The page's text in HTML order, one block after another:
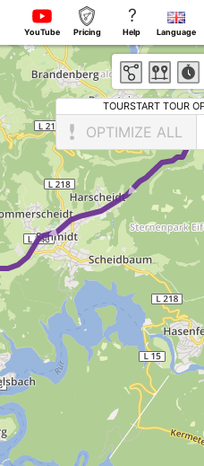
►
YouTube Pricing
?
Help Language
TOURSTART TOUR
OPTIMIZE ALL